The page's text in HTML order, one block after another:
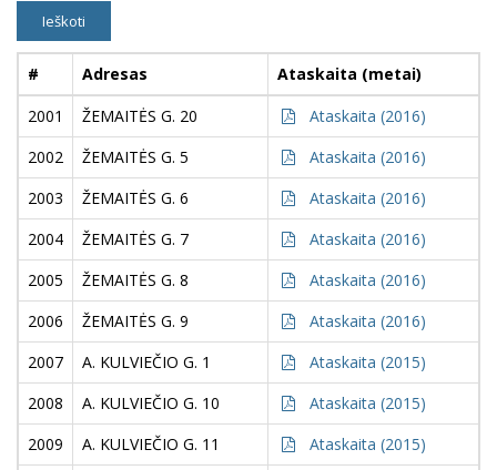
Ieškoti
# Adresas
Ataskaita (metai)
2001
ŽEMAITĖS G. 20
Ataskaita (2016)
2002
ŽEMAITĖS G. 5
Ataskaita (2016)
2003
ŽEMAITĖS G. 6
Ataskaita (2016)
2004
ŽEMAITĖS G. 7
Ataskaita (2016)
2005
ŽEMAITĖS G. 8
Ataskaita (2016)
2006
ŽEMAITĖS G. 9
Ataskaita (2016)
2007
A. KULVIEČIO G. 1
Ataskaita (2015)
2008
A. KULVIEČIO G. 10
Ataskaita (2015)
2009
A. KULVIEČIO G. 11
Ataskaita (2015)